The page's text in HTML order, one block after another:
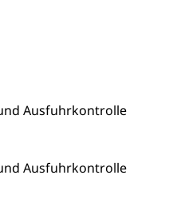
Ausfuhrkontrolle
Ausfuhrkontrolle